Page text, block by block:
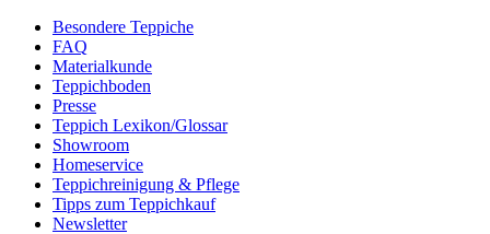
Besondere Teppiche
FAQ
Materialkunde
Teppichboden
Presse
Teppich Lexikon/Glossar
Showroom
Homeservice
Teppichreinigung & Pflege
Tipps zum Teppichkauf
Newsletter